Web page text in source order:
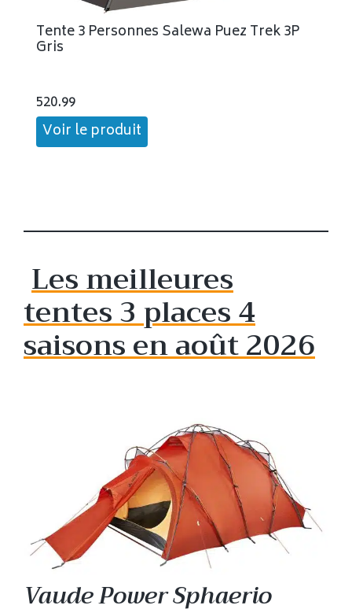
Tente 3 Personnes Salewa Puez Trek 3P
Gris
520.99
Voir le produit
Les meilleures
tentes 3 places 4
saisons en août 2026
Vaude Power Sphaerio